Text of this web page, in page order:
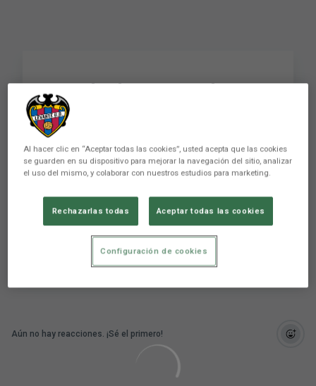
Rueda de prensa de
Julián Calero tras el
encuentro Atlético de
Madrid-Levante UD
Conviértete en miembro de este canal para
disfrutar de ventajas: ...
Aún no hay reacciones. ¡Sé el primero!
Al hacer clic en “Aceptar todas las cookies”, usted acepta que las cookies
se guarden en su dispositivo para mejorar la navegación del sitio, analizar
el uso del mismo, y colaborar con nuestros estudios para marketing.
Rechazarlas todas Aceptar todas las cookies
Configuración de cookies